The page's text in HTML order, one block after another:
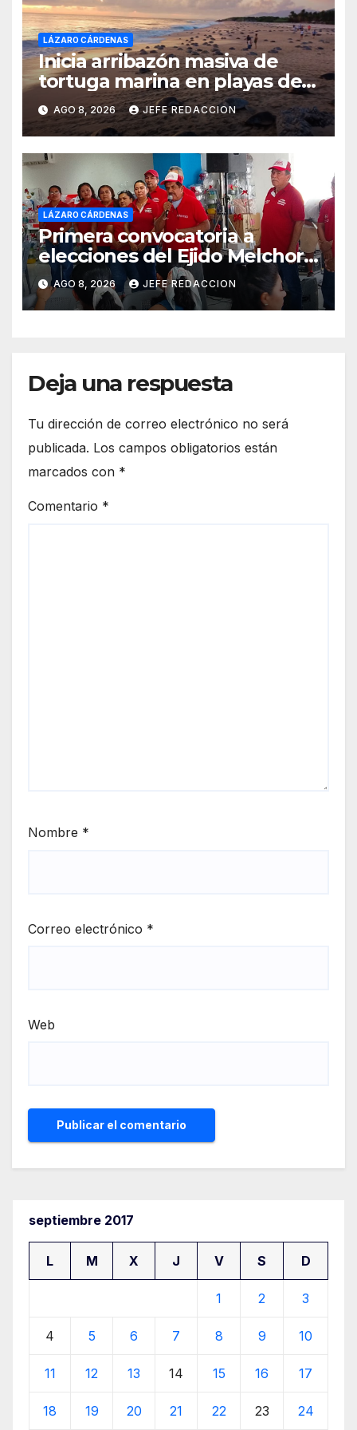
LÁZARO CÁRDENAS
Inicia arribazón masiva de
tortuga marina en playas de
Michoacán
AGO 8, 2026 JEFE REDACCION
LÁZARO CÁRDENAS
Primera convocatoria a
elecciones del Ejido Melchor
Ocampo en Lázaro Cárdenas
el domingo
AGO 8, 2026 JEFE REDACCION
Deja una respuesta
Tu dirección de correo electrónico no será
publicada. Los campos obligatorios están
marcados con *
Comentario *
Nombre *
Correo electrónico *
Web
septiembre 2017
L M X J V S D
1 2 3
4 5 6 7 8 9 10
11 12 13 14 15 16 17
18 19 20 21 22 23 24